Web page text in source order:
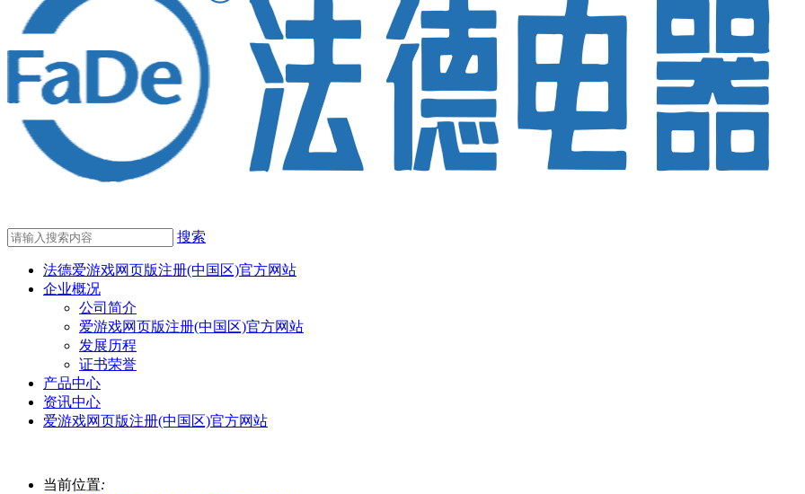
搜索
法德爱游戏网页版注册(中国区)官方网站
企业概况
公司简介
爱游戏网页版注册(中国区)官方网站
发展历程
证书荣誉
产品中心
资讯中心
爱游戏网页版注册(中国区)官方网站
当前位置: